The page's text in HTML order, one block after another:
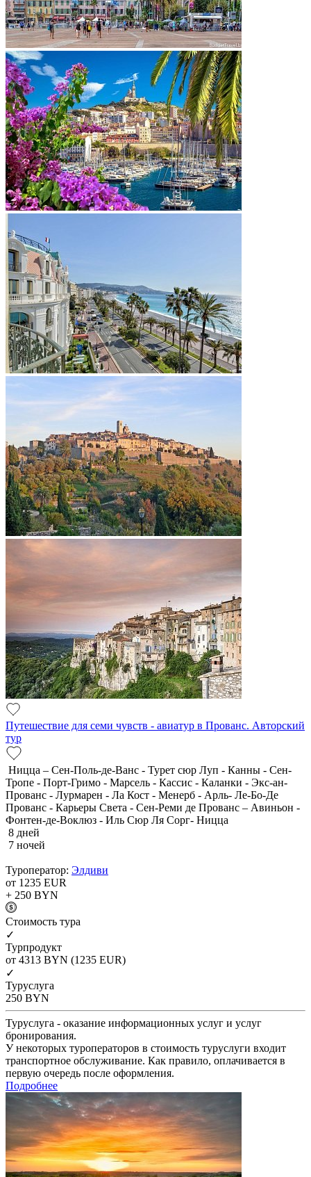
Путешествие для семи чувств - авиатур в Прованс. Авторский
тур
Ницца – Сен-Поль-де-Ванс - Турет сюр Луп - Канны - Сен-
Тропе - Порт-Гримо - Марсель - Кассис - Каланки - Экс-ан-
Прованс - Лурмарен - Ла Кост - Менерб - Арль- Ле-Бо-Де
Прованс - Карьеры Света - Сен-Реми де Прованс – Авиньон -
Фонтен-де-Воклюз - Иль Сюр Ля Сорг- Ницца
8 дней
7 ночей
Туроператор: Элдиви
от 1235 EUR
+ 250 BYN
Cтоимость тура
✓
Турпродукт
от 4313 BYN (1235 EUR)
✓
Туруслуга
250 BYN
Туруслуга - оказание информационных услуг и услуг
бронирования.
У некоторых туроператоров в стоимость туруслуги входит
транспортное обслуживание. Как правило, оплачивается в
первую очередь после оформления.
Подробнее